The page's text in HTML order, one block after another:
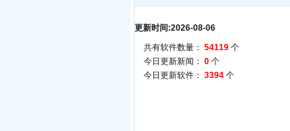
更新时间:2026-08-06
共有软件数量： 54119 个
今日更新新闻： 0 个
今日更新软件： 3394 个